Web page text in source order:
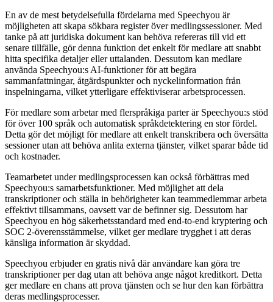
En av de mest betydelsefulla fördelarna med Speechyou är
möjligheten att skapa sökbara register över medlingssessioner. Med
tanke på att juridiska dokument kan behöva refereras till vid ett
senare tillfälle, gör denna funktion det enkelt för medlare att snabbt
hitta specifika detaljer eller uttalanden. Dessutom kan medlare
använda Speechyou:s AI-funktioner för att begära
sammanfattningar, åtgärdspunkter och nyckelinformation från
inspelningarna, vilket ytterligare effektiviserar arbetsprocessen.
För medlare som arbetar med flerspråkiga parter är Speechyou:s stöd
för över 100 språk och automatisk språkdetektering en stor fördel.
Detta gör det möjligt för medlare att enkelt transkribera och översätta
sessioner utan att behöva anlita externa tjänster, vilket sparar både tid
och kostnader.
Teamarbetet under medlingsprocessen kan också förbättras med
Speechyou:s samarbetsfunktioner. Med möjlighet att dela
transkriptioner och ställa in behörigheter kan teammedlemmar arbeta
effektivt tillsammans, oavsett var de befinner sig. Dessutom har
Speechyou en hög säkerhetsstandard med end-to-end kryptering och
SOC 2-överensstämmelse, vilket ger medlare trygghet i att deras
känsliga information är skyddad.
Speechyou erbjuder en gratis nivå där användare kan göra tre
transkriptioner per dag utan att behöva ange något kreditkort. Detta
ger medlare en chans att prova tjänsten och se hur den kan förbättra
deras medlingsprocesser.